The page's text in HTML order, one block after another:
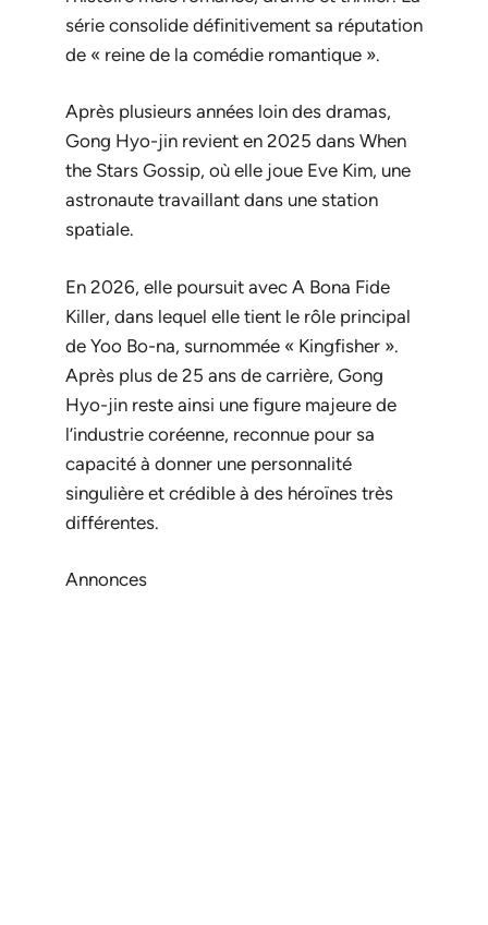
série consolide définitivement sa réputation
de « reine de la comédie romantique ».
Après plusieurs années loin des dramas,
Gong Hyo-jin revient en 2025 dans When
the Stars Gossip, où elle joue Eve Kim, une
astronaute travaillant dans une station
spatiale.
En 2026, elle poursuit avec A Bona Fide
Killer, dans lequel elle tient le rôle principal
de Yoo Bo-na, surnommée « Kingfisher ».
Après plus de 25 ans de carrière, Gong
Hyo-jin reste ainsi une figure majeure de
l’industrie coréenne, reconnue pour sa
capacité à donner une personnalité
singulière et crédible à des héroïnes très
différentes.
Annonces